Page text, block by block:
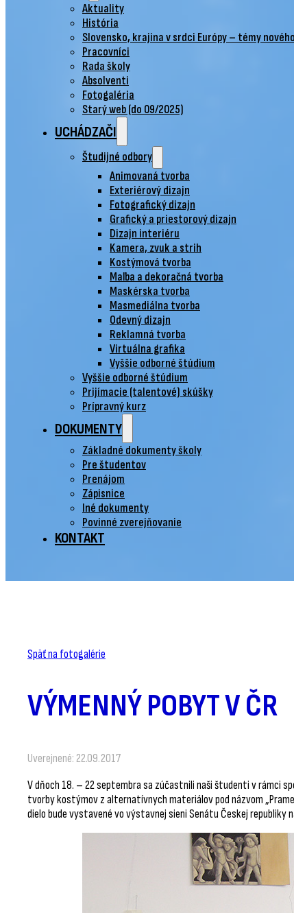
Aktuality
História
Slovensko, krajina v srdci Európy – témy
Pracovníci
Rada školy
Absolventi
Fotogaléria
Starý web (do 09/2025)
UCHÁDZAČI
Študijné odbory
Animovaná tvorba
Exteriérový dizajn
Fotografický dizajn
Grafický a priestorový dizajn
Dizajn interiéru
Kamera, zvuk a strih
Kostýmová tvorba
Maľba a dekoračná tvorba
Maskérska tvorba
Masmediálna tvorba
Odevný dizajn
Reklamná tvorba
Virtuálna grafika
Vyššie odborné štúdium
Vyššie odborné štúdium
Prijímacie (talentové) skúšky
Prípravný kurz
DOKUMENTY
Základné dokumenty školy
Pre študentov
Prenájom
Zápisnice
Iné dokumenty
Povinné zverejňovanie
KONTAKT
Späť na fotogalérie
VÝMENNÝ POBYT V ČR
Uverejnené: 22.09.2017
V dňoch 18. – 22 septembra sa zúčastnili naši študenti v rámci
tvorby kostýmov z alternatívnych materiálov pod názvom
dielo bude vystavené vo výstavnej sieni Senátu Českej